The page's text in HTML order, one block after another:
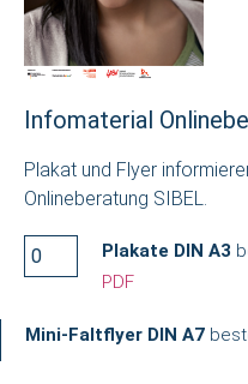
Infomaterial
Plakat und Flyer
Onlineberatung SIBEL.
Plakate DIN A3
PDF
Mini-Faltflyer DIN A7